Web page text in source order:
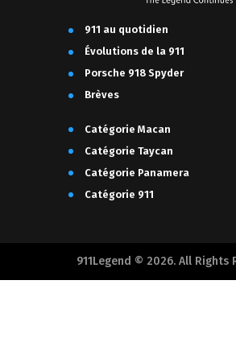
911 au quotidien
Évolutions de la 911
Porsche 918 Spyder
Brèves
Catégorie Macan
Catégorie Taycan
Catégorie Panamera
Catégorie 911
911Legend © 2026. All Rights